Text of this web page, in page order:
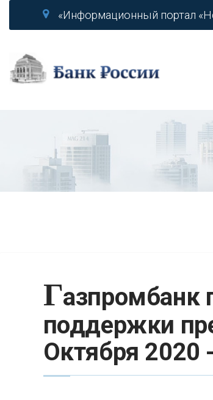
«Информационный портал
Газпромбанк
поддержки
Октября 2020